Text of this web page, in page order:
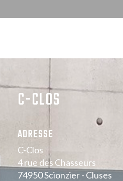
C-CLOS
ADRESSE
C-Clos
4 rue des Chasseurs
74950 Scionzier - Cluses